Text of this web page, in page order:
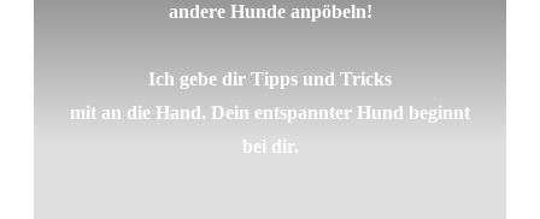
andere Hunde anpöbeln!
Ich gebe dir Tipps und Tricks
mit an die Hand. Dein entspannter Hund beginnt
bei dir.